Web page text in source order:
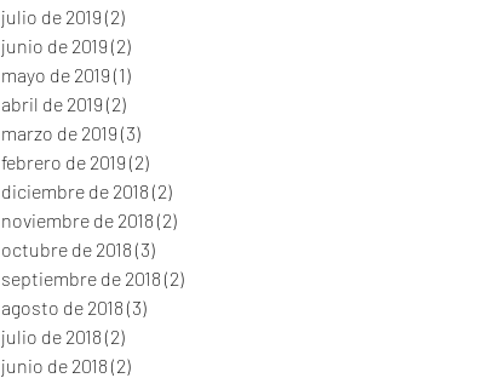
julio de 2019 (2)
junio de 2019 (2)
mayo de 2019 (1)
abril de 2019 (2)
marzo de 2019 (3)
febrero de 2019 (2)
diciembre de 2018 (2)
noviembre de 2018 (2)
octubre de 2018 (3)
septiembre de 2018 (2)
agosto de 2018 (3)
julio de 2018 (2)
junio de 2018 (2)